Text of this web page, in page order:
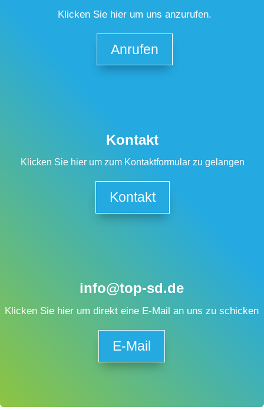
Klicken Sie hier um uns anzurufen.
Anrufen
Kontakt
Klicken Sie hier um zum Kontaktformular zu gelangen
Kontakt
info@top-sd.de
Klicken Sie hier um direkt eine E-Mail an uns zu schicken
E-Mail